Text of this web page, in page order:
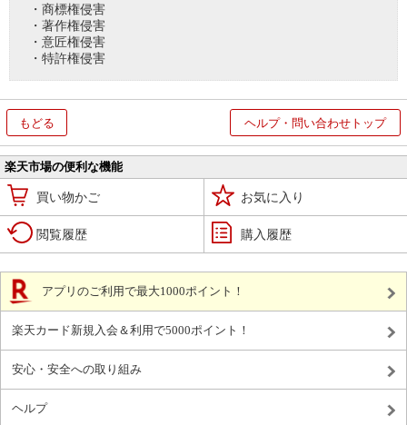
・商標権侵害
・著作権侵害
・意匠権侵害
・特許権侵害
もどる ヘルプ・問い合わせトップ
楽天市場の便利な機能
買い物かご お気に入り
閲覧履歴 購入履歴
アプリのご利用で最大1000ポイント！
楽天カード新規入会＆利用で5000ポイント！
安心・安全への取り組み
ヘルプ